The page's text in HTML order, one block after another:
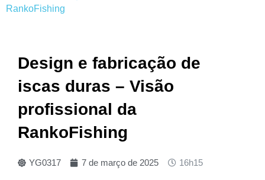
RankoFishing
Design e fabricação de
iscas duras – Visão
profissional da
RankoFishing
YG0317 7 de março de 2025 16h15